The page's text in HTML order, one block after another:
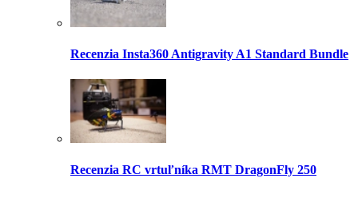
Recenzia Insta360 Antigravity A1 Standard Bundle
Recenzia RC vrtuľníka RMT DragonFly 250